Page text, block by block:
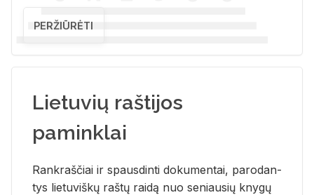
PERŽIŪRĖTI
Lietuvių raštijos
paminklai
Rank­raš­čiai ir spaus­din­ti do­ku­men­tai, pa­ro­dan­
tys lie­tu­viš­kų raš­tų rai­dą nuo se­niau­sių kny­gų